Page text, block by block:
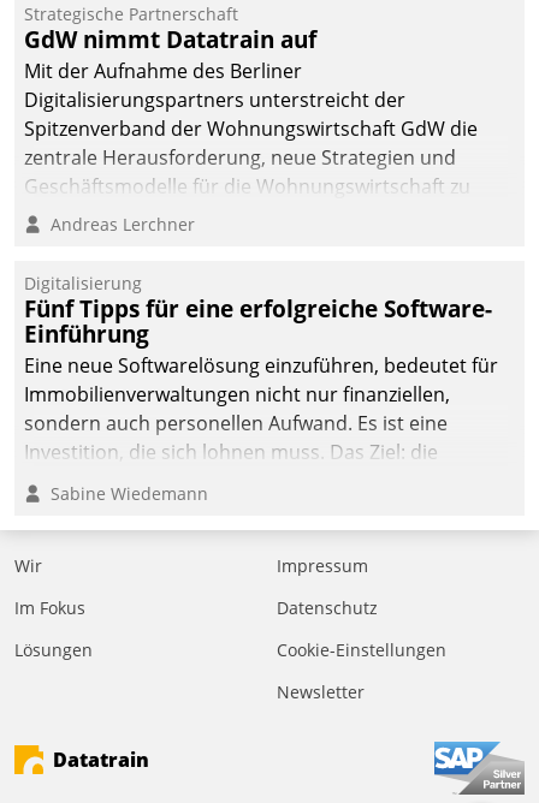
Datatrain ermöglicht
automatisiert ausgelöste,
zielgerichtete
Mieterbefragungen – eine
starke Grundlage für
intelligente,
Entscheidungen.
Strategische Partnerschaft
GdW nimmt Datatrain auf
Mit der Aufnahme des Berliner
Digitalisierungspartners unterstreicht der
Spitzenverband der Wohnungswirtschaft GdW die
zentrale Herausforderung, neue Strategien und
Geschäftsmodelle für die Wohnungswirtschaft zu
entwickeln.
Andreas Lerchner
Digitalisierung
Fünf Tipps für eine erfolgreiche Software-
Einführung
Eine neue Softwarelösung einzuführen, bedeutet für
Immobilienverwaltungen nicht nur finanziellen,
sondern auch personellen Aufwand. Es ist eine
Investition, die sich lohnen muss. Das Ziel: die
nachhaltige Optimierung der Geschäftsabläufe. Damit
dieses Ziel erreicht wird, sollten einige Grundregeln
befolgt werden.
Sabine Wiedemann
Wir
Im Fokus
Lösungen
Impressum
Datenschutz
Cookie-Einstellungen
Newsletter
Datatrain